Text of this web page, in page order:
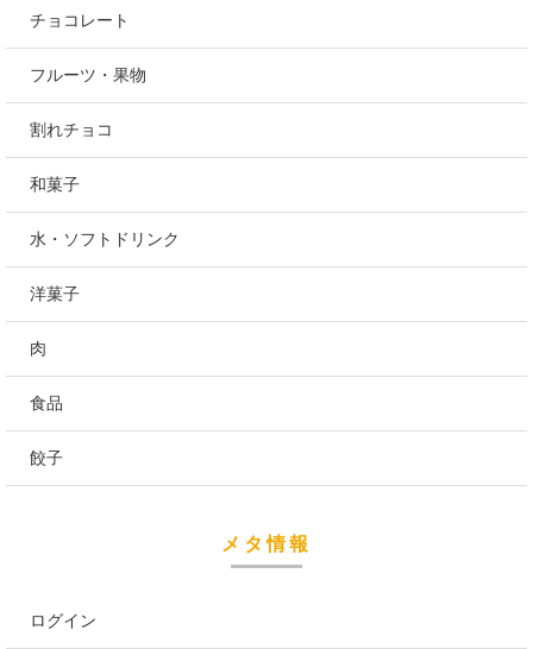
チョコレート
フルーツ・果物
割れチョコ
和菓子
水・ソフトドリンク
洋菓子
肉
食品
餃子
メタ情報
ログイン